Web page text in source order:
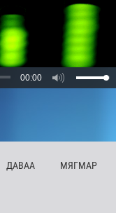
00:00
ДАВАА МЯГМАР